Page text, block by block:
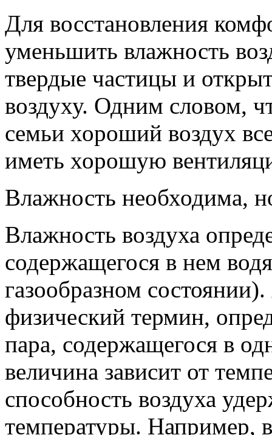
Для восстановления
уменьшить влажность
твердые частицы и
воздуху. Одним словом,
семьи хороший воздух
иметь хорошую
Влажность необходима,
Влажность воздуха
содержащегося в нем
газообразном
физический термин,
пара, содержащегося в
величина зависит от
способность воздуха
температуры. Например,